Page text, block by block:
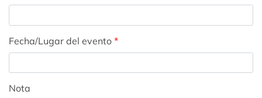
Fecha/Lugar del evento *
Nota